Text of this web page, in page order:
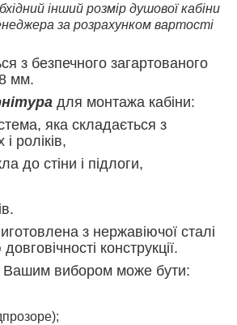
інший розмір душової кабіни
за розрахунком вартості
з безпечного загартованого
мм.
для монтажа кабіни:
яка складається з
роліків,
до стіни і підлоги,
з нержавіючої сталі
конструкції.
Вашим вибором може бути: